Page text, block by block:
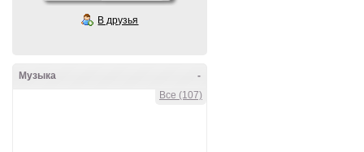
В друзья
-
Музыка
Все (107)